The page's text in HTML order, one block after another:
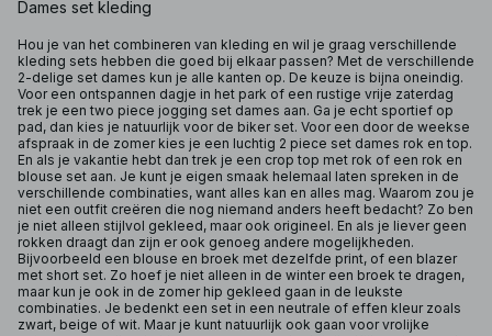
Dames set kleding
Hou je van het combineren van kleding en wil je graag verschillende
kleding sets hebben die goed bij elkaar passen? Met de verschillende
2-delige set dames kun je alle kanten op. De keuze is bijna oneindig.
Voor een ontspannen dagje in het park of een rustige vrije zaterdag
trek je een two piece jogging set dames aan. Ga je echt sportief op
pad, dan kies je natuurlijk voor de biker set. Voor een door de weekse
afspraak in de zomer kies je een luchtig 2 piece set dames rok en top.
En als je vakantie hebt dan trek je een crop top met rok of een rok en
blouse set aan. Je kunt je eigen smaak helemaal laten spreken in de
verschillende combinaties, want alles kan en alles mag. Waarom zou je
niet een outfit creëren die nog niemand anders heeft bedacht? Zo ben
je niet alleen stijlvol gekleed, maar ook origineel. En als je liever geen
rokken draagt dan zijn er ook genoeg andere mogelijkheden.
Bijvoorbeeld een blouse en broek met dezelfde print, of een blazer
met short set. Zo hoef je niet alleen in de winter een broek te dragen,
maar kun je ook in de zomer hip gekleed gaan in de leukste
combinaties. Je bedenkt een set in een neutrale of effen kleur zoals
zwart, beige of wit. Maar je kunt natuurlijk ook gaan voor vrolijke